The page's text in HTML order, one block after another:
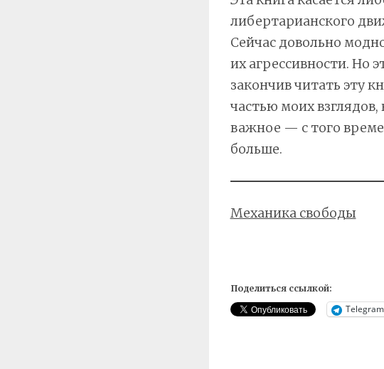
либертарианского
Сейчас довольно
их агрессивности. Но
закончив читать эту
частью моих
важное — с того
больше.
Механика свободы
Поделиться ссылкой:
Telegram